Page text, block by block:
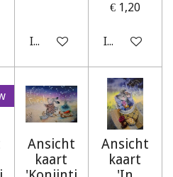
In winkelwagen
€ 1,20
In
Ansicht
kaart
Ansicht
kaart